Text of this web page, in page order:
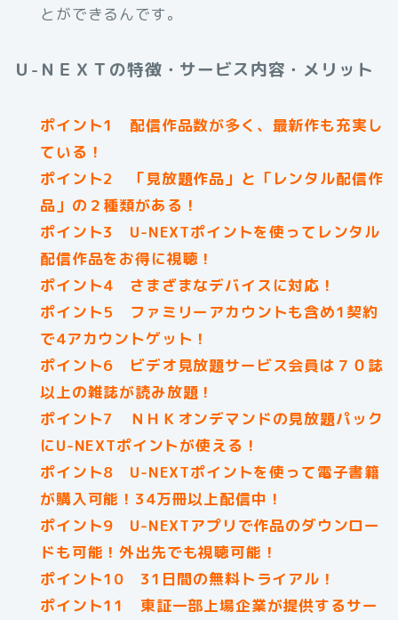
とができるんです。
Ｕ-ＮＥＸＴの特徴・サービス内容・メリット
ポイント1 配信作品数が多く、最新作も充実し
ている！
ポイント2 「見放題作品」と「レンタル配信作
品」の２種類がある！
ポイント3 U-NEXTポイントを使ってレンタル
配信作品をお得に視聴！
ポイント4 さまざまなデバイスに対応！
ポイント5 ファミリーアカウントも含め1契約
で4アカウントゲット！
ポイント6 ビデオ見放題サービス会員は７０誌
以上の雑誌が読み放題！
ポイント7 ＮＨＫオンデマンドの見放題パック
にU-NEXTポイントが使える！
ポイント8 U-NEXTポイントを使って電子書籍
が購入可能！34万冊以上配信中！
ポイント9 U-NEXTアプリで作品のダウンロー
ドも可能！外出先でも視聴可能！
ポイント10 31日間の無料トライアル！
ポイント11 東証一部上場企業が提供するサー